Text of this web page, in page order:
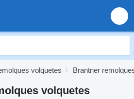
volquetes Brantner
volquetes